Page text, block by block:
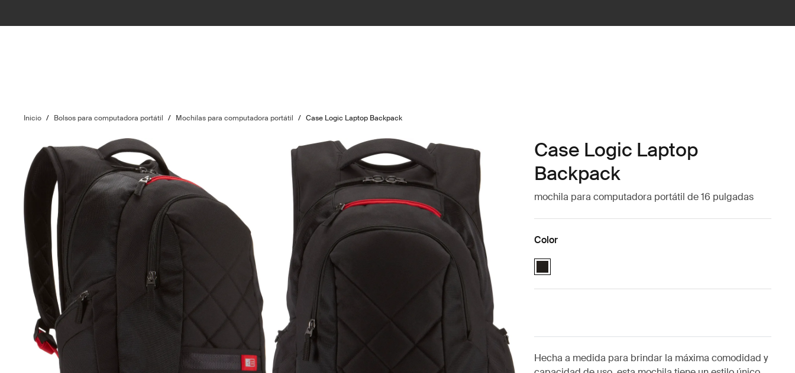
Inicio / Bolsos para computadora portátil / Mochilas para computadora portátil / Case Logic Laptop Backpack
Case Logic Laptop
Backpack
mochila para computadora portátil de 16 pulgadas
Color
Case Logic 16" Laptop Backpack Negro (selected)
Hecha a medida para brindar la máxima comodidad y